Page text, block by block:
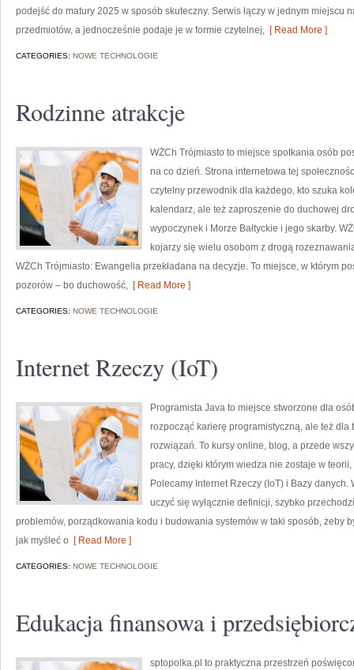
podejść do matury 2025 w sposób skuteczny. Serwis łączy w jednym miejscu
przedmiotów, a jednocześnie podaje je w formie czytelnej, [ Read More ]
CATEGORIES: NOWE TECHNOLOGIE
Rodzinne atrakcje
WŻCh Trójmiasto to miejsce spotkania osób
na co dzień. Strona internetowa tej
czytelny przewodnik dla każdego, kto szuka
kalendarz, ale też zaproszenie do duchowej
wypoczynek i Morze Bałtyckie i jego skarby.
kojarzy się wielu osobom z drogą
WŻCh Trójmiasto: Ewangelia przekładana na decyzje. To miejsce, w którym
pozorów – bo duchowość, [ Read More ]
CATEGORIES: NOWE TECHNOLOGIE
Internet Rzeczy (IoT)
Programista Java to miejsce stworzone dla
rozpocząć karierę programistyczną, ale też
rozwiązań. To kursy online, blog, a przede
pracy, dzięki którym wiedza nie zostaje w
Polecamy Internet Rzeczy (IoT) i Bazy danych.
uczyć się wyłącznie definicji, szybko
problemów, porządkowania kodu i budowania systemów w taki sposób, żeby
jak myśleć o [ Read More ]
CATEGORIES: NOWE TECHNOLOGIE
Edukacja finansowa i
sptopolka.pl to praktyczna przestrzeń